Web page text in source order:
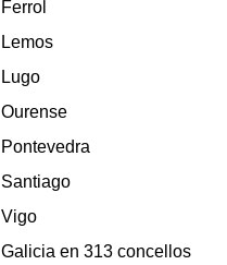
Ferrol
Lemos
Lugo
Ourense
Pontevedra
Santiago
Vigo
Galicia en 313 concellos